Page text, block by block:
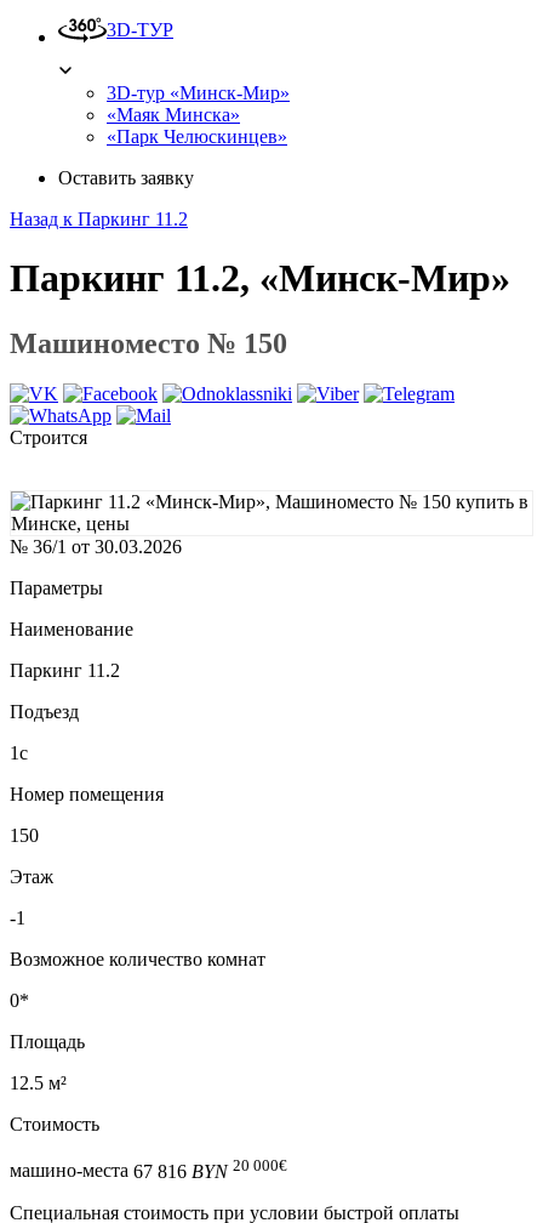
3D-ТУР
3D-тур «Минск-Мир»
«Маяк Минска»
«Парк Челюскинцев»
Оставить заявку
Назад к Паркинг 11.2
Паркинг 11.2, «Минск-Мир»
Машиноместо № 150
Строится
№ 36/1 от 30.03.2026
Параметры
Наименование
Паркинг 11.2
Подъезд
1с
Номер помещения
150
Этаж
-1
Возможное количество комнат
0*
Площадь
12.5 м²
Стоимость
машино-места 67 816 BYN 20 000€
Специальная cтоимость при условии быстрой оплаты